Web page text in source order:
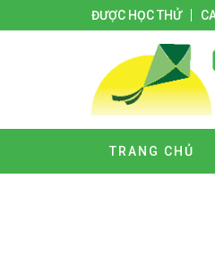
ĐƯỢC HỌC THỬ
TRANG CHỦ